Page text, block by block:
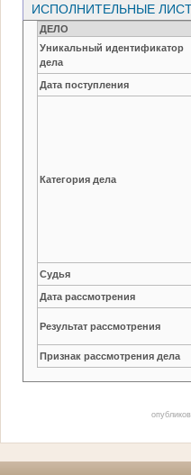
ИСПОЛНИТЕЛЬНЫЕ
ДЕЛО
Уникальный идентификатор
дела
Дата поступления
Категория дела
Судья
Дата рассмотрения
Результат рассмотрения
Признак рассмотрения дела